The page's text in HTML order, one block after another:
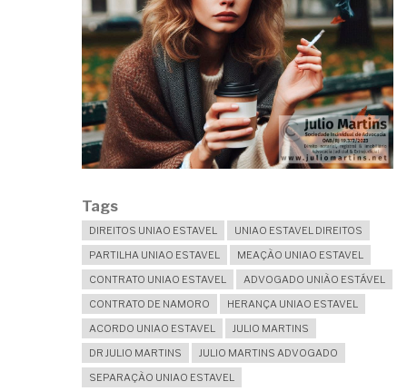
Tags
DIREITOS UNIAO ESTAVEL
UNIAO ESTAVEL DIREITOS
PARTILHA UNIAO ESTAVEL
MEAÇÃO UNIAO ESTAVEL
CONTRATO UNIAO ESTAVEL
ADVOGADO UNIÃO ESTÁVEL
CONTRATO DE NAMORO
HERANÇA UNIAO ESTAVEL
ACORDO UNIAO ESTAVEL
JULIO MARTINS
DR JULIO MARTINS
JULIO MARTINS ADVOGADO
SEPARAÇÃO UNIAO ESTAVEL